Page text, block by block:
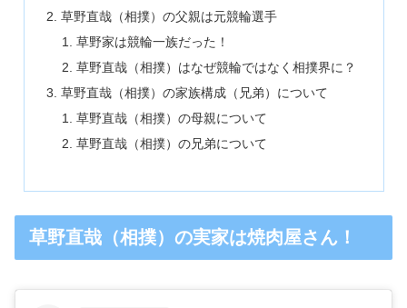
草野直哉（相撲）の父親は元競輪選手
草野家は競輪一族だった！
草野直哉（相撲）はなぜ競輪ではなく相撲界に？
草野直哉（相撲）の家族構成（兄弟）について
草野直哉（相撲）の母親について
草野直哉（相撲）の兄弟について
草野直哉（相撲）の実家は焼肉屋さん！